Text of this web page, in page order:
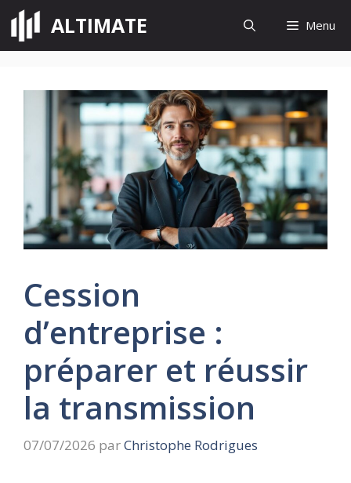
Aller
contenu
ALTIMATE Menu
Cession
d’entreprise :
préparer et réussir
la transmission
07/07/2026 parChristophe Rodrigues